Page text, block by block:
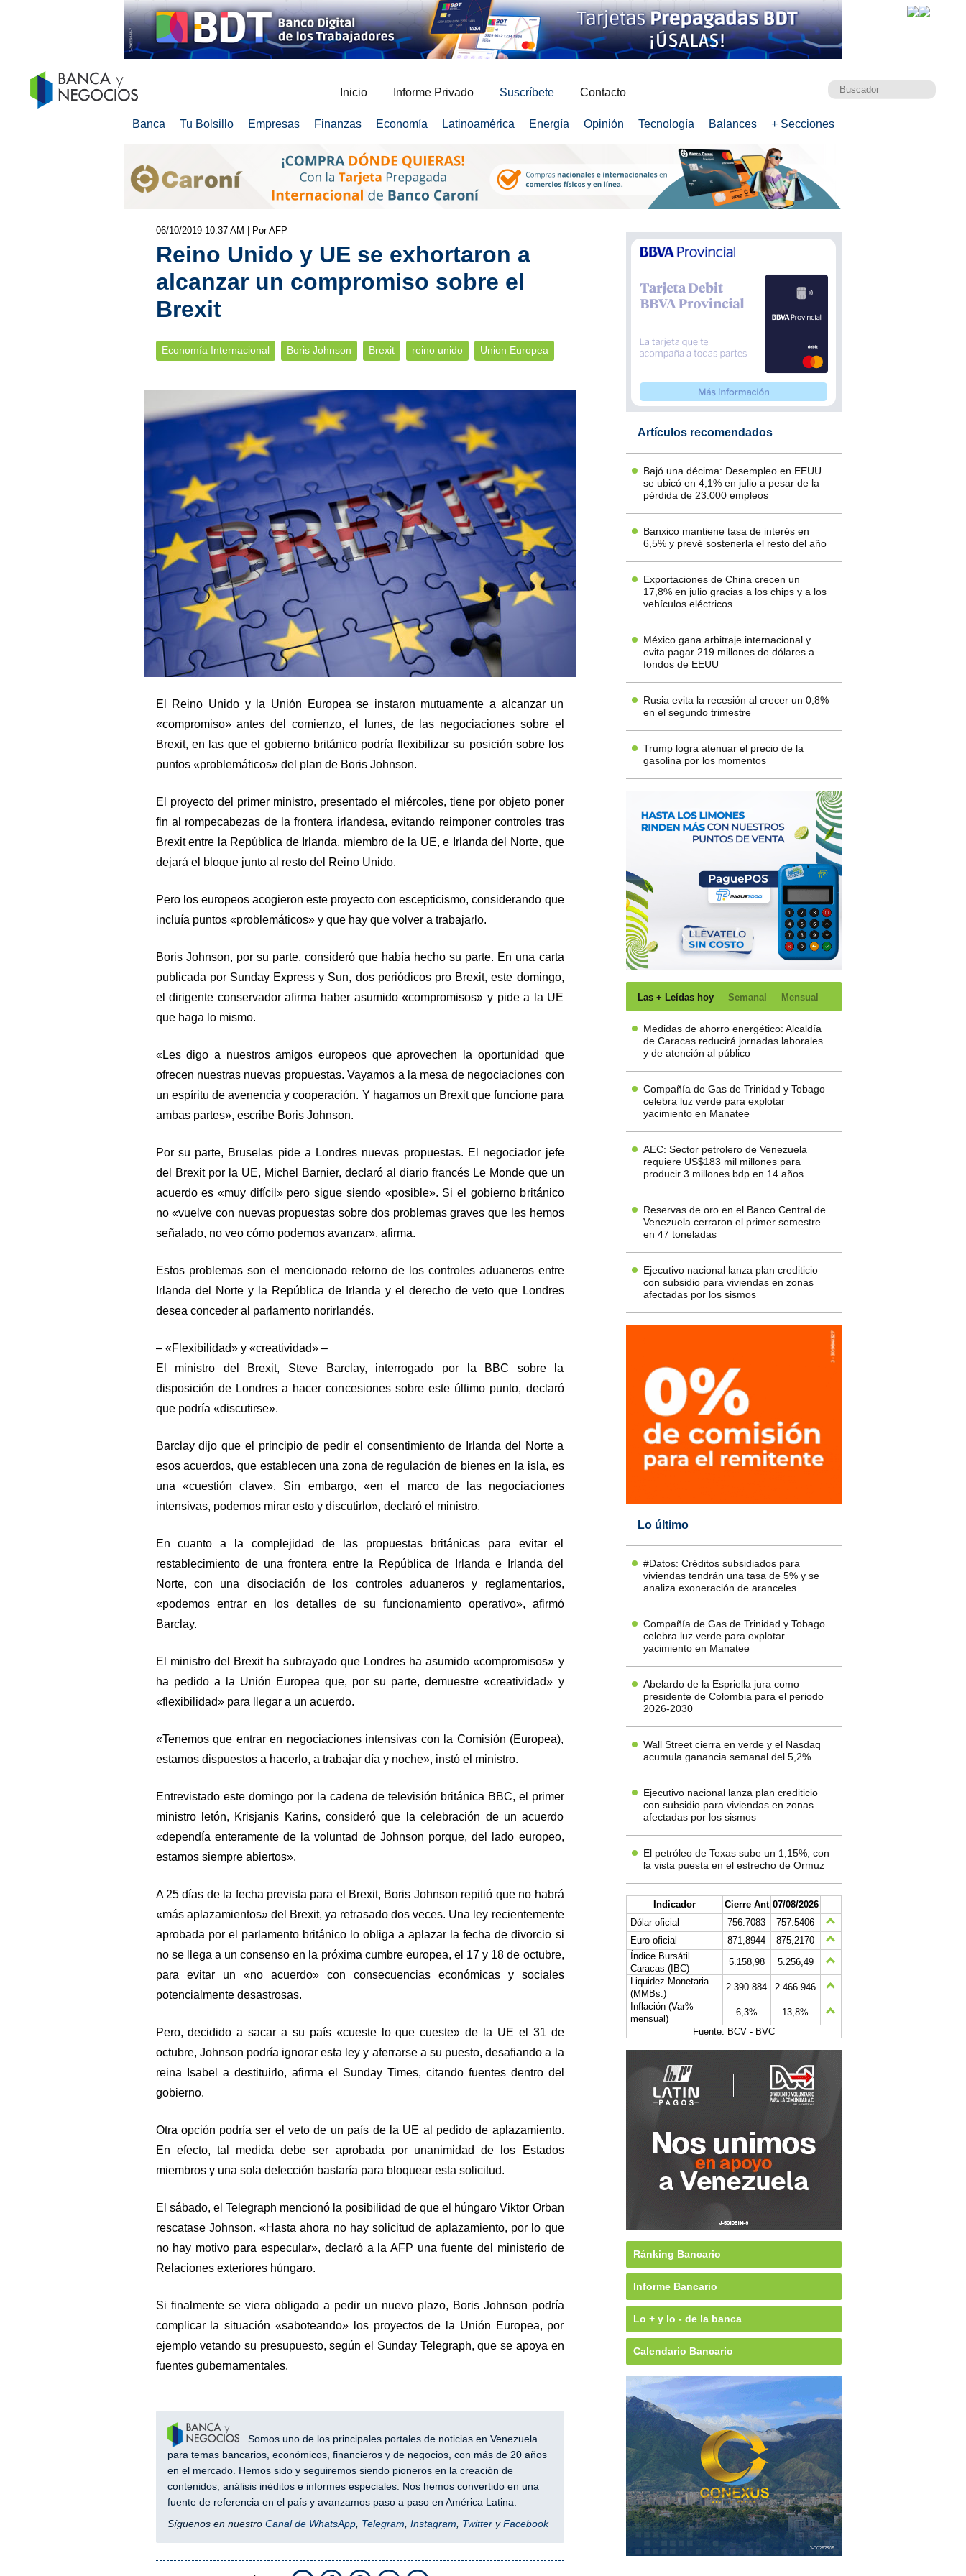
Inicio Informe Privado Suscríbete Contacto
Banca Tu Bolsillo Empresas Finanzas Economía Latinoamérica Energía Opinión Tecnología Balances + Secciones
06/10/2019 10:37 AM | Por AFP
Reino Unido y UE se exhortaron a
alcanzar un compromiso sobre el
Brexit
Economía Internacional Boris Johnson Brexit reino unido Union Europea
El Reino Unido y la Unión Europea se instaron mutuamente a alcanzar un
«compromiso» antes del comienzo, el lunes, de las negociaciones sobre el
Brexit, en las que el gobierno británico podría flexibilizar su posición sobre los
puntos «problemáticos» del plan de Boris Johnson.
El proyecto del primer ministro, presentado el miércoles, tiene por objeto poner
fin al rompecabezas de la frontera irlandesa, evitando reimponer controles tras
Brexit entre la República de Irlanda, miembro de la UE, e Irlanda del Norte, que
dejará el bloque junto al resto del Reino Unido.
Pero los europeos acogieron este proyecto con escepticismo, considerando que
incluía puntos «problemáticos» y que hay que volver a trabajarlo.
Boris Johnson, por su parte, consideró que había hecho su parte. En una carta
publicada por Sunday Express y Sun, dos periódicos pro Brexit, este domingo,
el dirigente conservador afirma haber asumido «compromisos» y pide a la UE
que haga lo mismo.
«Les digo a nuestros amigos europeos que aprovechen la oportunidad que
ofrecen nuestras nuevas propuestas. Vayamos a la mesa de negociaciones con
un espíritu de avenencia y cooperación. Y hagamos un Brexit que funcione para
ambas partes», escribe Boris Johnson.
Por su parte, Bruselas pide a Londres nuevas propuestas. El negociador jefe
del Brexit por la UE, Michel Barnier, declaró al diario francés Le Monde que un
acuerdo es «muy difícil» pero sigue siendo «posible». Si el gobierno británico
no «vuelve con nuevas propuestas sobre dos problemas graves que les hemos
señalado, no veo cómo podemos avanzar», afirma.
Estos problemas son el mencionado retorno de los controles aduaneros entre
Irlanda del Norte y la República de Irlanda y el derecho de veto que Londres
desea conceder al parlamento norirlandés.
– «Flexibilidad» y «creatividad» –
El ministro del Brexit, Steve Barclay, interrogado por la BBC sobre la
disposición de Londres a hacer concesiones sobre este último punto, declaró
que podría «discutirse».
Barclay dijo que el principio de pedir el consentimiento de Irlanda del Norte a
esos acuerdos, que establecen una zona de regulación de bienes en la isla, es
una «cuestión clave». Sin embargo, «en el marco de las negociaciones
intensivas, podemos mirar esto y discutirlo», declaró el ministro.
En cuanto a la complejidad de las propuestas británicas para evitar el
restablecimiento de una frontera entre la República de Irlanda e Irlanda del
Norte, con una disociación de los controles aduaneros y reglamentarios,
«podemos entrar en los detalles de su funcionamiento operativo», afirmó
Barclay.
El ministro del Brexit ha subrayado que Londres ha asumido «compromisos» y
ha pedido a la Unión Europea que, por su parte, demuestre «creatividad» y
«flexibilidad» para llegar a un acuerdo.
«Tenemos que entrar en negociaciones intensivas con la Comisión (Europea),
estamos dispuestos a hacerlo, a trabajar día y noche», instó el ministro.
Entrevistado este domingo por la cadena de televisión británica BBC, el primer
ministro letón, Krisjanis Karins, consideró que la celebración de un acuerdo
«dependía enteramente de la voluntad de Johnson porque, del lado europeo,
estamos siempre abiertos».
A 25 días de la fecha prevista para el Brexit, Boris Johnson repitió que no habrá
«más aplazamientos» del Brexit, ya retrasado dos veces. Una ley recientemente
aprobada por el parlamento británico lo obliga a aplazar la fecha de divorcio si
no se llega a un consenso en la próxima cumbre europea, el 17 y 18 de octubre,
para evitar un «no acuerdo» con consecuencias económicas y sociales
potencialmente desastrosas.
Pero, decidido a sacar a su país «cueste lo que cueste» de la UE el 31 de
octubre, Johnson podría ignorar esta ley y aferrarse a su puesto, desafiando a la
reina Isabel a destituirlo, afirma el Sunday Times, citando fuentes dentro del
gobierno.
Otra opción podría ser el veto de un país de la UE al pedido de aplazamiento.
En efecto, tal medida debe ser aprobada por unanimidad de los Estados
miembros y una sola defección bastaría para bloquear esta solicitud.
El sábado, el Telegraph mencionó la posibilidad de que el húngaro Viktor Orban
rescatase Johnson. «Hasta ahora no hay solicitud de aplazamiento, por lo que
no hay motivo para especular», declaró a la AFP una fuente del ministerio de
Relaciones exteriores húngaro.
Si finalmente se viera obligado a pedir un nuevo plazo, Boris Johnson podría
complicar la situación «saboteando» los proyectos de la Unión Europea, por
ejemplo vetando su presupuesto, según el Sunday Telegraph, que se apoya en
fuentes gubernamentales.
Somos uno de los principales portales de noticias en Venezuela
para temas bancarios, económicos, financieros y de negocios, con más de 20 años
en el mercado. Hemos sido y seguiremos siendo pioneros en la creación de
contenidos, análisis inéditos e informes especiales. Nos hemos convertido en una
fuente de referencia en el país y avanzamos paso a paso en América Latina.
Síguenos en nuestro Canal de WhatsApp, Telegram, Instagram, TwitteryFacebook
Artículos recomendados
Bajó una décima: Desempleo en EEUU
se ubicó en 4,1% en julio a pesar de la
pérdida de 23.000 empleos
Banxico mantiene tasa de interés en
6,5% y prevé sostenerla el resto del año
Exportaciones de China crecen un
17,8% en julio gracias a los chips y a los
vehículos eléctricos
México gana arbitraje internacional y
evita pagar 219 millones de dólares a
fondos de EEUU
Rusia evita la recesión al crecer un 0,8%
en el segundo trimestre
Trump logra atenuar el precio de la
gasolina por los momentos
Las + Leídas hoy Semanal Mensual
Medidas de ahorro energético: Alcaldía
de Caracas reducirá jornadas laborales
y de atención al público
Compañía de Gas de Trinidad y Tobago
celebra luz verde para explotar
yacimiento en Manatee
AEC: Sector petrolero de Venezuela
requiere US$183 mil millones para
producir 3 millones bdp en 14 años
Reservas de oro en el Banco Central de
Venezuela cerraron el primer semestre
en 47 toneladas
Ejecutivo nacional lanza plan crediticio
con subsidio para viviendas en zonas
afectadas por los sismos
Lo último
#Datos: Créditos subsidiados para
viviendas tendrán una tasa de 5% y se
analiza exoneración de aranceles
Compañía de Gas de Trinidad y Tobago
celebra luz verde para explotar
yacimiento en Manatee
Abelardo de la Espriella jura como
presidente de Colombia para el periodo
2026-2030
Wall Street cierra en verde y el Nasdaq
acumula ganancia semanal del 5,2%
Ejecutivo nacional lanza plan crediticio
con subsidio para viviendas en zonas
afectadas por los sismos
El petróleo de Texas sube un 1,15%, con
la vista puesta en el estrecho de Ormuz
Indicador Cierre Ant 07/08/2026
Dólar oficial
756.7083
757.5406
Euro oficial
871,8944
875,2170
Índice Bursátil
Caracas (IBC)
5.158,98
5.256,49
Liquidez Monetaria
(MMBs.)
2.390.884
2.466.946
Inflación (Var%
mensual)
6,3%
13,8%
Fuente: BCV - BVC
Ránking Bancario
Informe Bancario
Lo + y lo - de la banca
Calendario Bancario